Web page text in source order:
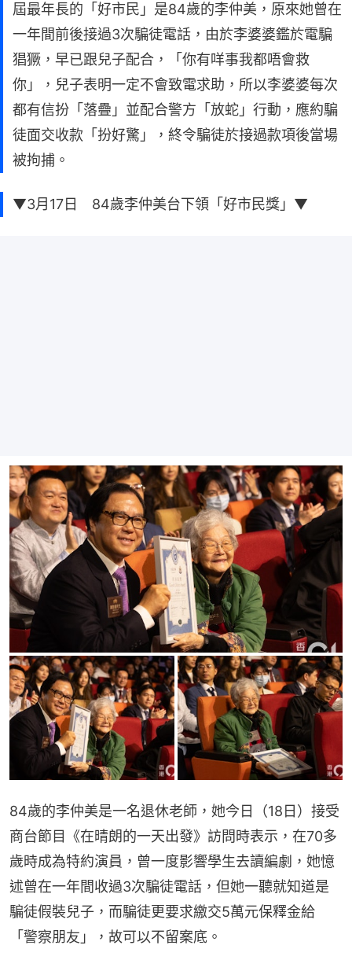
屆最年長的「好市民」是84歲的李仲美，原來她曾在
一年間前後接過3次騙徒電話，由於李婆婆鑑於電騙
猖獗，早已跟兒子配合，「你有咩事我都唔會救
你」，兒子表明一定不會致電求助，所以李婆婆每次
都有信扮「落疊」並配合警方「放蛇」行動，應約騙
徒面交收款「扮好驚」，終令騙徒於接過款項後當場
被拘捕。
▼3月17日 84歲李仲美台下領「好市民獎」▼
84歲的李仲美是一名退休老師，她今日（18日）接受
商台節目《在晴朗的一天出發》訪問時表示，在70多
歲時成為特約演員，曾一度影響學生去讀編劇，她憶
述曾在一年間收過3次騙徒電話，但她一聽就知道是
騙徒假裝兒子，而騙徒更要求繳交5萬元保釋金給
「警察朋友」，故可以不留案底。